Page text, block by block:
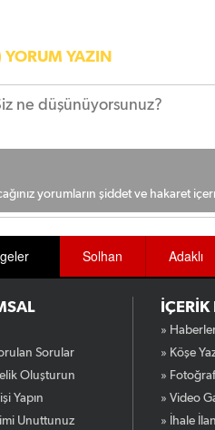
YORUM YAZIN
yorumların şiddet ve hakaret
Solhan Adaklı
Sorular
Oluşturun
Yapın
Unuttunuz
İÇERİK
»
» Köşe
»
» Video
» İhale